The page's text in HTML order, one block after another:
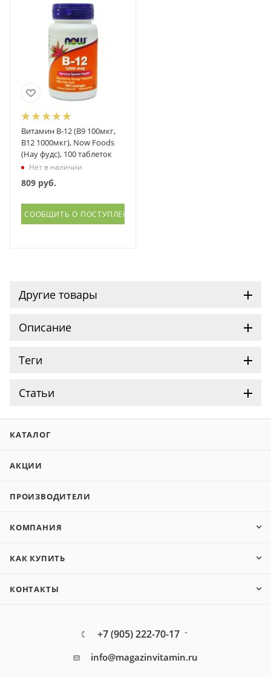
Витамин В-12 (В9 100мкг,
В12 1000мкг), Now Foods
(Нау фудс), 100 таблеток
Нет в наличии
809 руб.
СООБЩИТЬ О ПОСТУПЛЕНИИ
Другие товары
Описание
Теги
Статьи
КАТАЛОГ
АКЦИИ
ПРОИЗВОДИТЕЛИ
КОМПАНИЯ
КАК КУПИТЬ
КОНТАКТЫ
+7 (905) 222-70-17
info@magazinvitamin.ru